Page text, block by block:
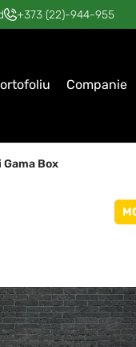
+373 (22)-944-955
Companie
Box